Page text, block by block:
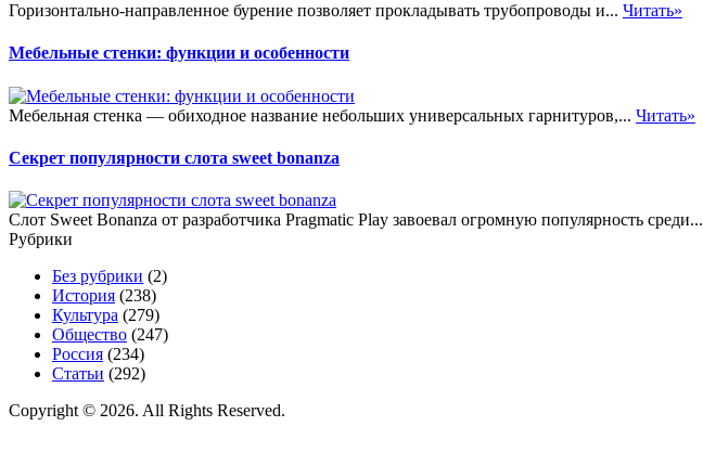
Горизонтально-направленное бурение позволяет прокладывать трубопроводы и... Читать»
Мебельные стенки: функции и особенности
Мебельная стенка — обиходное название небольших универсальных гарнитуров,... Читать»
Секрет популярности слота sweet bonanza
Слот Sweet Bonanza от разработчика Pragmatic Play завоевал огромную популярность среди...
Рубрики
Без рубрики (2)
История (238)
Культура (279)
Общество (247)
Россия (234)
Статьи (292)
Copyright © 2026. All Rights Reserved.